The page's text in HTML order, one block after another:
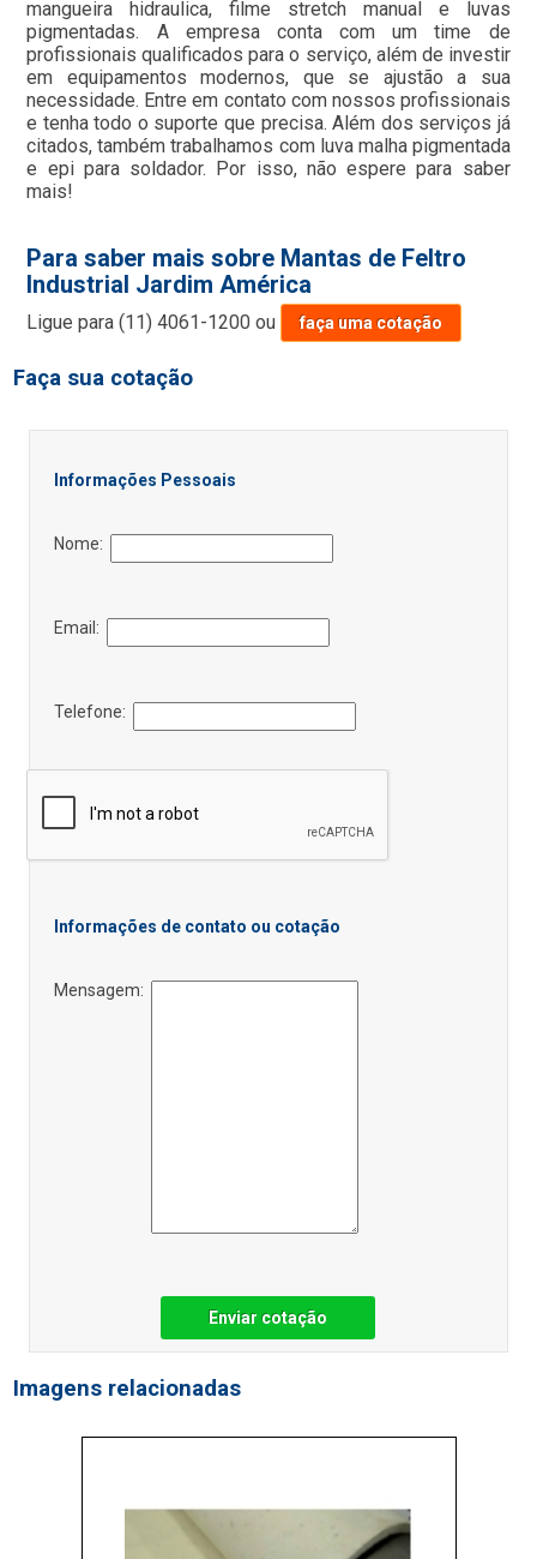
mangueira hidraulica, filme stretch manual e luvas
pigmentadas. A empresa conta com um time de
profissionais qualificados para o serviço, além de investir
em equipamentos modernos, que se ajustão a sua
necessidade. Entre em contato com nossos profissionais
e tenha todo o suporte que precisa. Além dos serviços já
citados, também trabalhamos com luva malha pigmentada
e epi para soldador. Por isso, não espere para saber
mais!
Para saber mais sobre Mantas de Feltro
Industrial Jardim América
Ligue para(11) 4061-1200 ou faça uma cotação
Faça sua cotação
Informações Pessoais
Nome:
Email:
Telefone:
Informações de contato ou cotação
Mensagem:
Enviar cotação
Imagens relacionadas